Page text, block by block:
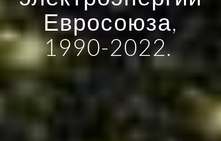
Евросоюза,
1990-2022.